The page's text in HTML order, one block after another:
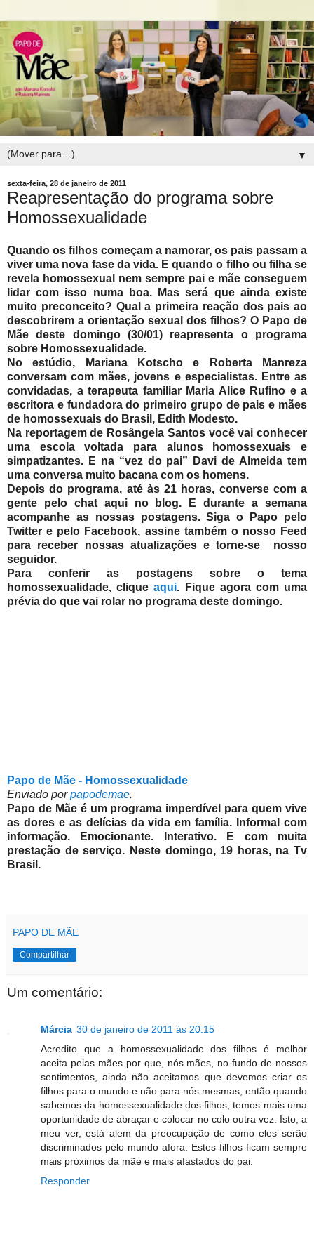
▼
sexta-feira, 28 de janeiro de 2011
Reapresentação do programa sobre
Homossexualidade
Quando os filhos começam a namorar, os pais passam a
viver uma nova fase da vida. E quando o filho ou filha se
revela homossexual nem sempre pai e mãe conseguem
lidar com isso numa boa. Mas será que ainda existe
muito preconceito? Qual a primeira reação dos pais ao
descobrirem a orientação sexual dos filhos? O Papo de
Mãe deste domingo (30/01) reapresenta o programa
sobre Homossexualidade.
No estúdio, Mariana Kotscho e Roberta Manreza
conversam com mães, jovens e especialistas. Entre as
convidadas, a terapeuta familiar Maria Alice Rufino e a
escritora e fundadora do primeiro grupo de pais e mães
de homossexuais do Brasil, Edith Modesto.
Na reportagem de Rosângela Santos você vai conhecer
uma escola voltada para alunos homossexuais e
simpatizantes. E na “vez do pai” Davi de Almeida tem
uma conversa muito bacana com os homens.
Depois do programa, até às 21 horas, converse com a
gente pelo chat aqui no blog. E durante a semana
acompanhe as nossas postagens.Siga o Papo pelo
Twitter e pelo Facebook, assine também o nosso Feed
para receber nossas atualizações e torne-se nosso
seguidor.
Para conferir as postagens sobre o tema
homossexualidade, cliqueaqui. Fique agora com uma
prévia do que vai rolar no programa deste domingo.
Papo de Mãe - Homossexualidade
Enviado porpapodemae.
Papo de Mãe é um programa imperdível para quem vive
as dores e as delícias da vida em família. Informal com
informação. Emocionante. Interativo. E com muita
prestação de serviço. Neste domingo, 19 horas, na Tv
Brasil.
PAPO DE MÃE
Compartilhar
Um comentário:
Márcia 30 de janeiro de 2011 às 20:15
Acredito que a homossexualidade dos filhos é melhor
aceita pelas mães por que, nós mães, no fundo de nossos
sentimentos, ainda não aceitamos que devemos criar os
filhos para o mundo e não para nós mesmas, então quando
sabemos da homossexualidade dos filhos, temos mais uma
oportunidade de abraçar e colocar no colo outra vez. Isto, a
meu ver, está alem da preocupação de como eles serão
discriminados pelo mundo afora. Estes filhos ficam sempre
mais próximos da mãe e mais afastados do pai.
Responder